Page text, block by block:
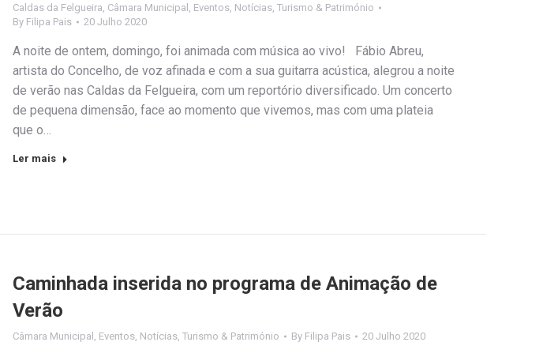
Caldas da Felgueira Câmara Municipal Eventos Notícias Turismo & Património
By Filipa Pais 20 Julho 2020
A noite de ontem, domingo, foi animada com música ao vivo! Fábio Abreu,
artista do Concelho, de voz afinada e com a sua guitarra acústica, alegrou a noite
de verão nas Caldas da Felgueira, com um reportório diversificado. Um concerto
de pequena dimensão, face ao momento que vivemos, mas com uma plateia
que o…
Ler mais
Caminhada inserida no programa de Animação de
Verão
Câmara Municipal , Eventos, Notícias, Turismo & Património By Filipa Pais 20 Julho 2020